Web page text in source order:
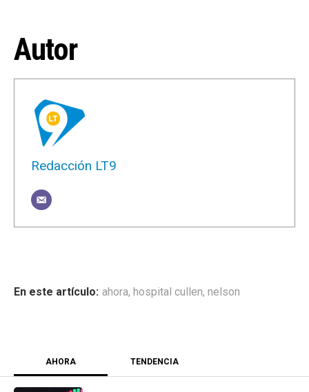
Autor
Redacción LT9
ahora, hospital cullen, nelson
AHORA TENDENCIA